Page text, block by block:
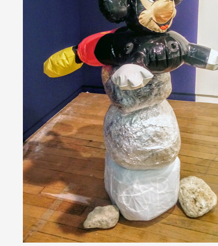
Artistes
De A à Z
Année par année
Collection vidéos
Candidater